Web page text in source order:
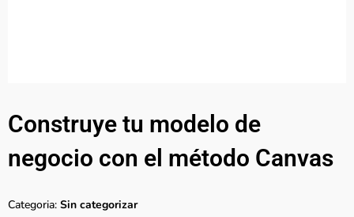
Construye tu modelo de
negocio con el método Canvas
Categoria: Sin categorizar